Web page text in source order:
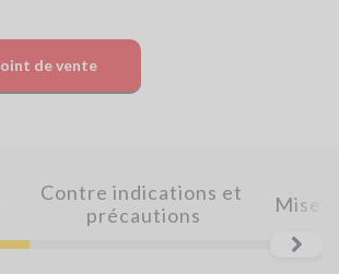
de vente
Contre indications et
précautions
Mise